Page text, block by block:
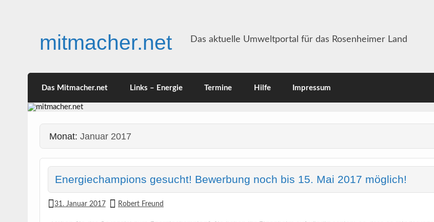
mitmacher.net Das aktuelle Umweltportal für das Rosenheimer Land
Das Mitmacher.net Links – Energie Termine Hilfe Impressum
Monat: Januar 2017
Energiechampions gesucht! Bewerbung noch bis 15. Mai 2017 möglich!
31. Januar 2017 Robert Freund